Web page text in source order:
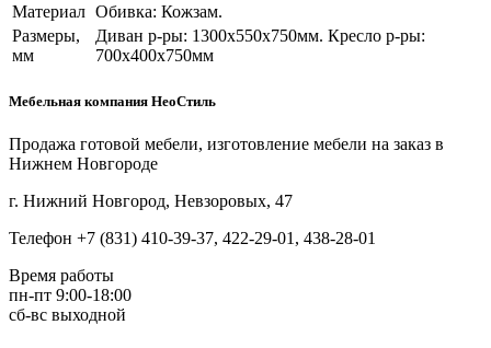
Материал Обивка: Кожзам.
Размеры,
мм
Диван р-ры: 1300х550х750мм. Кресло р-ры:
700х400х750мм
Мебельная компания НеоСтиль
Продажа готовой мебели, изготовление мебели на заказ в
Нижнем Новгороде
г. Нижний Новгород, Невзоровых, 47
Телефон +7 (831) 410-39-37, 422-29-01, 438-28-01
Время работы
пн-пт 9:00-18:00
сб-вс выходной